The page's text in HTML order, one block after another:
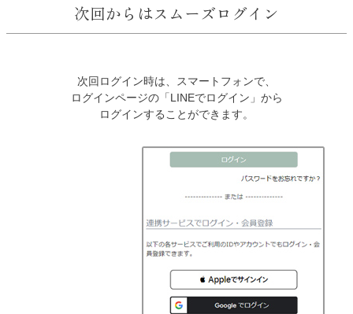
次回からはスムーズログイン
次回ログイン時は、スマートフォンで、
ログインページの「LINEでログイン」から
ログインすることができます。